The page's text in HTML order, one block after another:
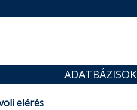
ADATBÁZISOK
elérés